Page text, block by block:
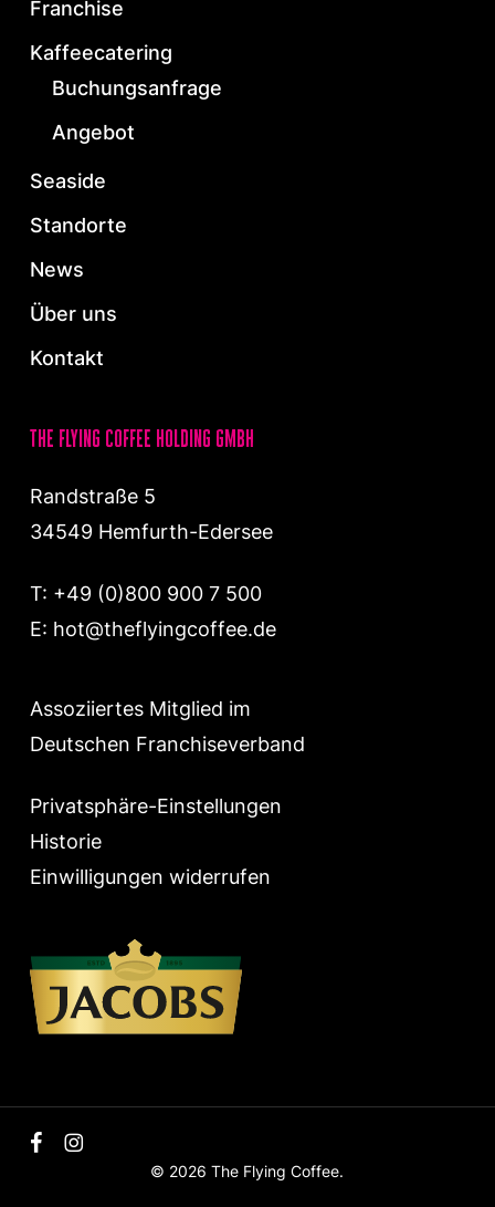
Franchise
Kaffeecatering
Buchungsanfrage
Angebot
Seaside
Standorte
News
Über uns
Kontakt
the flying coffee holding gmbh
Randstraße 5
34549 Hemfurth-Edersee
T: +49 (0)800 900 7 500
E: hot@theflyingcoffee.de
Assoziiertes Mitglied im
Deutschen Franchiseverband
Privatsphäre-Einstellungen
Historie
Einwilligungen widerrufen
© 2026 The Flying Coffee.
facebookinstagram